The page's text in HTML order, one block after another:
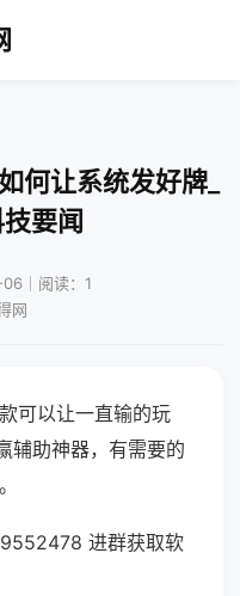
何让系统发好牌_
要闻
｜阅读：1
网
可以让一直输的玩
辅助神器，有需要的
进群获取软